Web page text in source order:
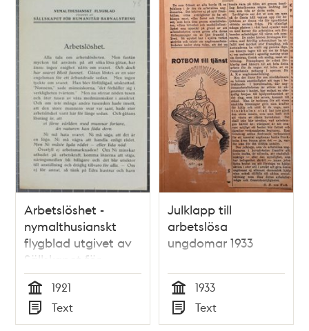
Arbetslöshet -
nymalthusianskt
flygblad utgivet av
Sällskapet för
Humanitär
Barnalstring 1921
Tid
1921
Typ
Text
Julklapp till
arbetslösa
ungdomar 1933
Tid
1933
Typ
Text